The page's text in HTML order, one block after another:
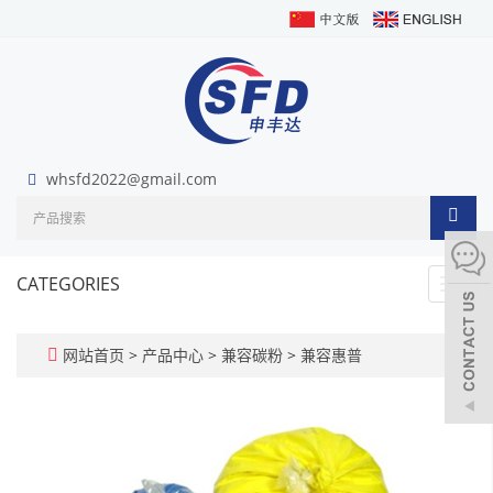
whsfd2022@gmail.com
CATEGORIES
网站首页 > 产品中心 > 兼容碳粉 > 兼容惠普